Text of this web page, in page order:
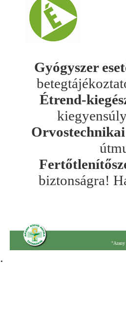
Gyógyszer
Étrend-
Orvostechnikai
biztonságra!
.